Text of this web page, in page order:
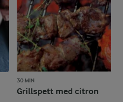
30 MIN
Grillspett med citron